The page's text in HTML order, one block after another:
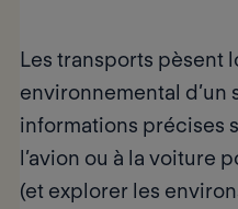
Les transports pèsent
environnemental d’un
informations précises
l’avion ou à la voiture
(et explorer les